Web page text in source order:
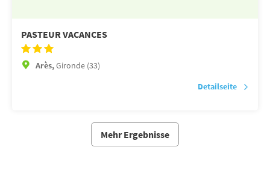
PASTEUR VACANCES
Arès,Gironde (33)
Detailseite
Mehr Ergebnisse